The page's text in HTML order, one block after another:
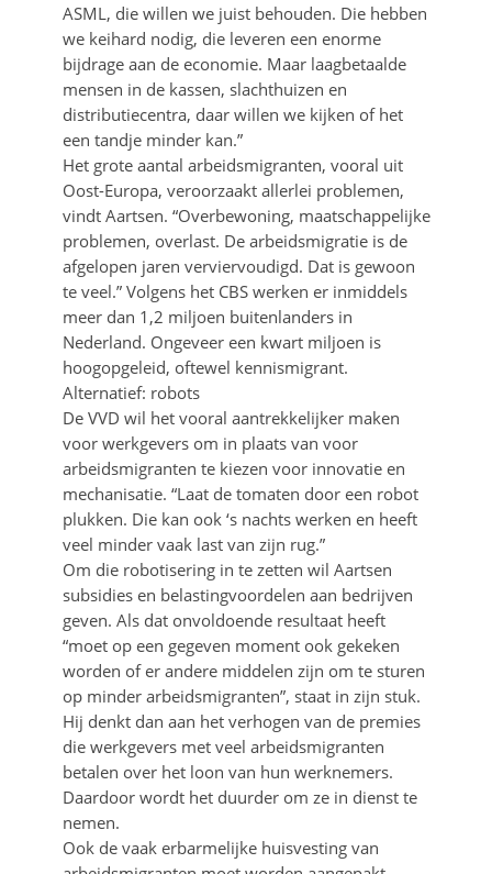
ASML, die willen we juist behouden. Die hebben
we keihard nodig, die leveren een enorme
bijdrage aan de economie. Maar laagbetaalde
mensen in de kassen, slachthuizen en
distributiecentra, daar willen we kijken of het
een tandje minder kan.”
Het grote aantal arbeidsmigranten, vooral uit
Oost-Europa, veroorzaakt allerlei problemen,
vindt Aartsen. “Overbewoning, maatschappelijke
problemen, overlast. De arbeidsmigratie is de
afgelopen jaren verviervoudigd. Dat is gewoon
te veel.” Volgens het CBS werken er inmiddels
meer dan 1,2 miljoen buitenlanders in
Nederland. Ongeveer een kwart miljoen is
hoogopgeleid, oftewel kennismigrant.
Alternatief: robots
De VVD wil het vooral aantrekkelijker maken
voor werkgevers om in plaats van voor
arbeidsmigranten te kiezen voor innovatie en
mechanisatie. “Laat de tomaten door een robot
plukken. Die kan ook ‘s nachts werken en heeft
veel minder vaak last van zijn rug.”
Om die robotisering in te zetten wil Aartsen
subsidies en belastingvoordelen aan bedrijven
geven. Als dat onvoldoende resultaat heeft
“moet op een gegeven moment ook gekeken
worden of er andere middelen zijn om te sturen
op minder arbeidsmigranten”, staat in zijn stuk.
Hij denkt dan aan het verhogen van de premies
die werkgevers met veel arbeidsmigranten
betalen over het loon van hun werknemers.
Daardoor wordt het duurder om ze in dienst te
nemen.
Ook de vaak erbarmelijke huisvesting van